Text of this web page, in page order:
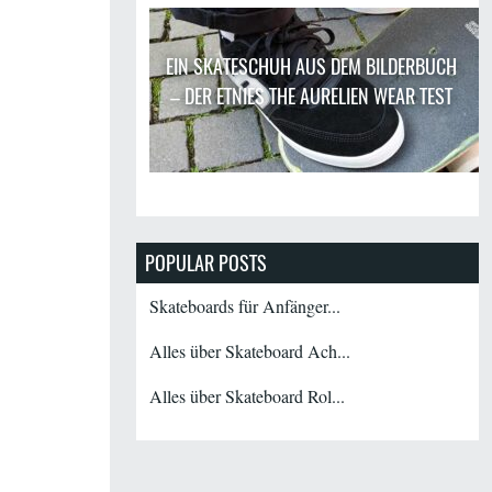
EIN SKATESCHUH AUS DEM BILDERBUCH
– DER ETNIES THE AURELIEN WEAR TEST
POPULAR POSTS
Skateboards für Anfänger...
Alles über Skateboard Ach...
Alles über Skateboard Rol...